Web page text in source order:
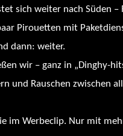
sich weiter nach Süden –
Pirouetten mit
dann: weiter.
wir – ganz in „Dinghy-
und Rauschen zwischen
im Werbeclip. Nur mit